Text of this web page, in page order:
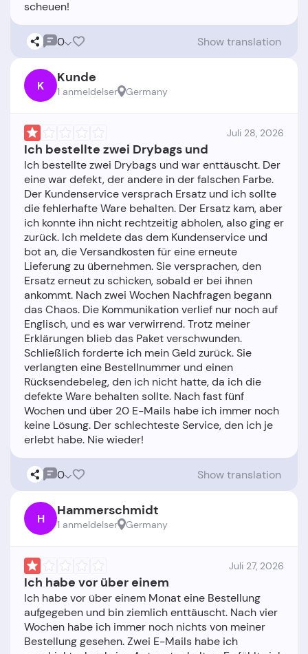
0 Show translation
K Kunde
1 anmeldelser Germany
Juli 28, 2026
Ich bestellte zwei Drybags und
Ich bestellte zwei Drybags und war enttäuscht. Der
eine war defekt, der andere in der falschen Farbe.
Der Kundenservice versprach Ersatz und ich sollte
die fehlerhafte Ware behalten. Der Ersatz kam, aber
ich konnte ihn nicht rechtzeitig abholen, also ging er
zurück. Ich meldete das dem Kundenservice und
bot an, die Versandkosten für eine erneute
Lieferung zu übernehmen. Sie versprachen, den
Ersatz erneut zu schicken, sobald er bei ihnen
ankommt. Nach zwei Wochen Nachfragen begann
das Chaos. Die Kommunikation verlief nur noch auf
Englisch, und es war verwirrend. Trotz meiner
Erklärungen blieb das Paket verschwunden.
Schließlich forderte ich mein Geld zurück. Sie
verlangten eine Bestellnummer und einen
Rücksendebeleg, den ich nicht hatte, da ich die
defekte Ware behalten sollte. Nach fast fünf
Wochen und über 20 E-Mails habe ich immer noch
keine Lösung. Der schlechteste Service, den ich je
0 Show translation
H Hammerschmidt
1 anmeldelser Germany
Juli 27, 2026
Ich habe vor über einem
Ich habe vor über einem Monat eine Bestellung
aufgegeben und bin ziemlich enttäuscht. Nach vier
Wochen habe ich immer noch nichts von meiner
Bestellung gesehen. Zwei E-Mails habe ich